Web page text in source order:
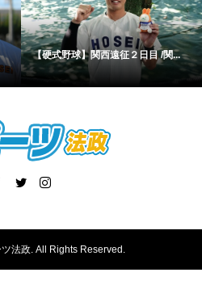
【硬式野球】関西遠征２日目 /関...
法政. All Rights Reserved.